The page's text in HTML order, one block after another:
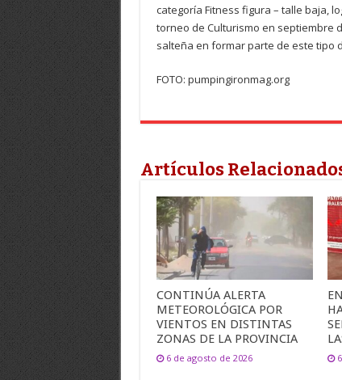
categoría Fitness figura – talle baja,
torneo de Culturismo en septiembre
salteña en formar parte de este tipo
FOTO: pumpingironmag.org
Artículos
CONTINÚA ALERTA
METEOROLÓGICA POR
VIENTOS EN DISTINTAS
ZONAS DE LA PROVINCIA
6 de agosto de 2026